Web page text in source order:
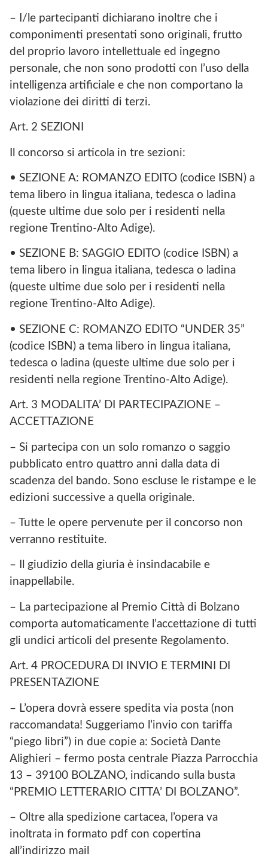
– I/le partecipanti dichiarano inoltre che i
componimenti presentati sono originali, frutto
del proprio lavoro intellettuale ed ingegno
personale, che non sono prodotti con l’uso della
intelligenza artificiale e che non comportano la
violazione dei diritti di terzi.
Art. 2 SEZIONI
Il concorso si articola in tre sezioni:
• SEZIONE A: ROMANZO EDITO (codice ISBN) a
tema libero in lingua italiana, tedesca o ladina
(queste ultime due solo per i residenti nella
regione Trentino-Alto Adige).
• SEZIONE B: SAGGIO EDITO (codice ISBN) a
tema libero in lingua italiana, tedesca o ladina
(queste ultime due solo per i residenti nella
regione Trentino-Alto Adige).
• SEZIONE C: ROMANZO EDITO “UNDER 35”
(codice ISBN) a tema libero in lingua italiana,
tedesca o ladina (queste ultime due solo per i
residenti nella regione Trentino-Alto Adige).
Art. 3 MODALITA’ DI PARTECIPAZIONE –
ACCETTAZIONE
– Si partecipa con un solo romanzo o saggio
pubblicato entro quattro anni dalla data di
scadenza del bando. Sono escluse le ristampe e le
edizioni successive a quella originale.
– Tutte le opere pervenute per il concorso non
verranno restituite.
– Il giudizio della giuria è insindacabile e
inappellabile.
– La partecipazione al Premio Città di Bolzano
comporta automaticamente l’accettazione di tutti
gli undici articoli del presente Regolamento.
Art. 4 PROCEDURA DI INVIO E TERMINI DI
PRESENTAZIONE
– L’opera dovrà essere spedita via posta (non
raccomandata! Suggeriamo l’invio con tariffa
“piego libri”) in due copie a: Società Dante
Alighieri – fermo posta centrale Piazza Parrocchia
13 – 39100 BOLZANO, indicando sulla busta
“PREMIO LETTERARIO CITTA’ DI BOLZANO”.
– Oltre alla spedizione cartacea, l’opera va
inoltrata in formato pdf con copertina
all’indirizzo mail